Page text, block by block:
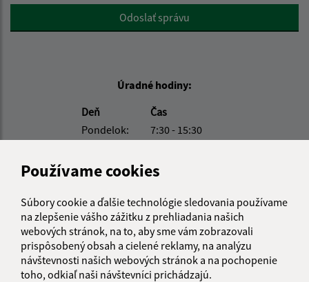
Používame cookies
Súbory cookie a ďalšie technológie sledovania používame
na zlepšenie vášho zážitku z prehliadania našich
webových stránok, na to, aby sme vám zobrazovali
prispôsobený obsah a cielené reklamy, na analýzu
návštevnosti našich webových stránok a na pochopenie
toho, odkiaľ naši návštevníci prichádzajú.
Google reCaptcha ResponseOdoslať správu
Úradné hodiny:
Deň
Čas
Pondelok:
7:30 - 15:30
Streda:
7:30 - 15:30
Piatok:
7:30 - 15:30
Obedňajšia prestávka:
12:00 - 12:30
Kontakt: